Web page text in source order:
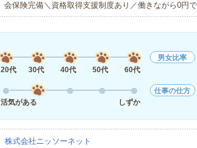
会保険完備＼資格取得支援制度あり／働きながら0円
20代
30代 40代 50代 60代
男女比率
活気がある
しずか
仕事の仕方
株式会社ニッソーネット